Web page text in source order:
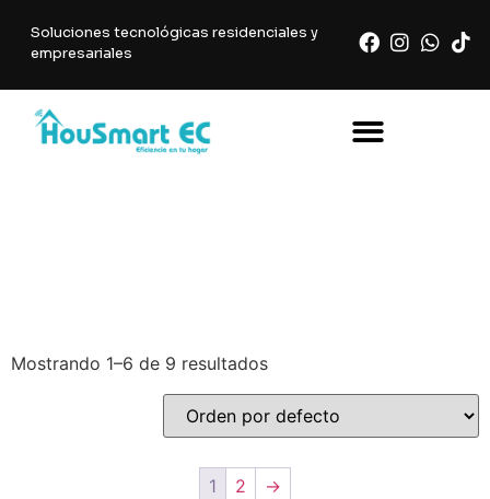
Soluciones tecnológicas residenciales y
empresariales
Mostrando 1–6 de 9 resultados
1 2 →